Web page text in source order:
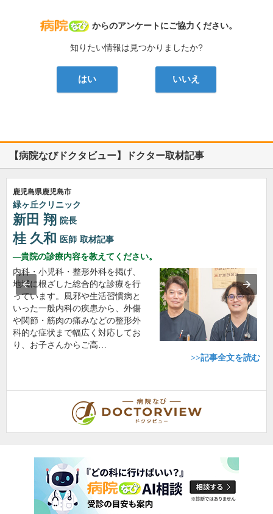
病院なび
からのアンケートにご協力ください。
知りたい情報は見つかりましたか?
はい いいえ
【病院なびドクタビュー】ドクター取材記事
鹿児島県鹿児島市
緑ヶ丘クリニック
新田 翔 院長
桂 久和 医師 取材記事
貴院の診療内容を教えてください。
内科・小児科・整形外科を掲げ、
地域に根ざした総合的な診療を行
っています。風邪や生活習慣病と
いった一般内科の疾患から、外傷
や関節・筋肉の痛みなどの整形外
科的な症状まで幅広く対応してお
り、お子さんからご高…
>>記事全文を読む